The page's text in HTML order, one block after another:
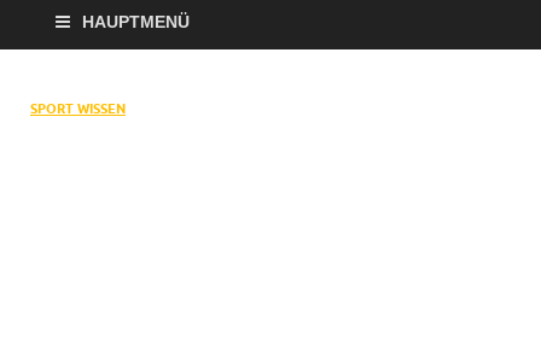
HAUPTMENÜ
SPORT WISSEN